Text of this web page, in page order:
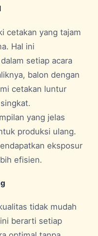
cetakan yang tajam
Hal ini
setiap acara
balon dengan
cetakan luntur
yang jelas
produksi ulang.
eksposur
efisien.
tidak mudah
berarti setiap